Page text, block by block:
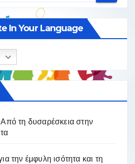
In Your Language
τη δυσαρέσκεια στην
την έμφυλη ισότητα και τη